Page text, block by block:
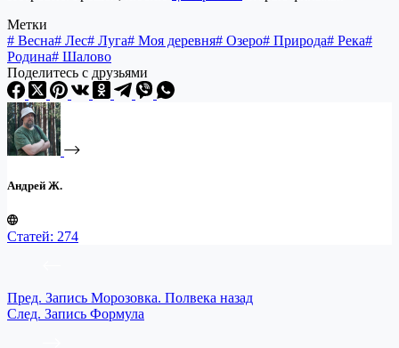
Метки
# Весна# Лес# Луга# Моя деревня# Озеро# Природа# Река#
Родина# Шалово
Поделитесь с друзьями
Андрей Ж.
Статей: 274
Пред. Запись Морозовка. Полвека назад
След. Запись Формула